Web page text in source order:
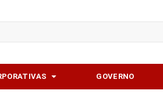
Abrir Soluções corporativas
GOVERNO